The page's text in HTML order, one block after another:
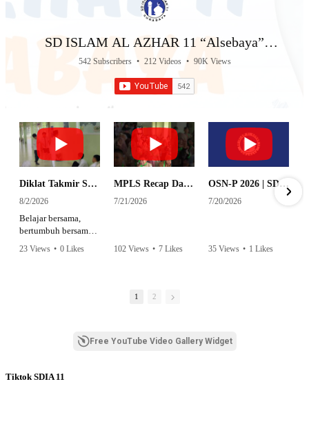
SD ISLAM AL AZHAR 11 “Alsebaya”
Surabaya
542 Subscribers • 212 Videos • 90K Views
Diklat Takmir SDI Al Azhar 11 Surabaya
8/2/2026
Belajar bersama,
bertumbuh bersama,
amanah.
mencetak pemimpin-
bertanggung jawab,
23 Views • 0 Likes
MPLS Recap Day 1 - SDI Al Azhar 11 Surabaya
7/21/2026
102 Views • 7 Likes
OSN-P 2026 | SD - 20533043 - SD ISLAM AL AZHAR 11 SURABAYA | IPA
7/20/2026
35 Views • 1 Likes
1 2
Free YouTube Video Gallery Widget
Tiktok SDIA 11